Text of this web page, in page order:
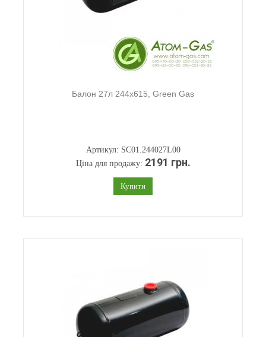
Балон 27л 244х615, Green Gas
Артикул: SC01.244027L00
Ціна для продажу: 2191 грн.
Купити